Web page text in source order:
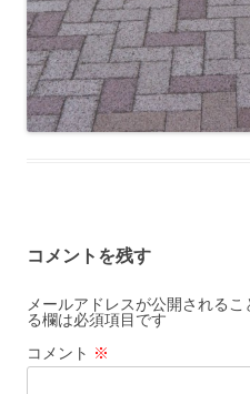
コメントを残す
メールアドレスが公開されるこ
る欄は必須項目です
コメント ※